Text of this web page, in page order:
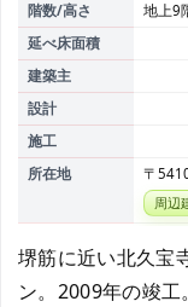
階数/高さ
地上9
延べ床面積
建築主
設計
施工
所在地
〒
周辺
堺筋に近い北久宝
ン。2009年の竣